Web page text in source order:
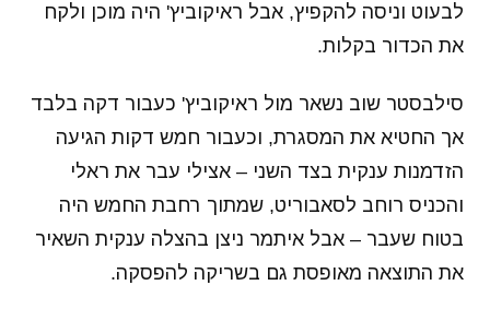
לבעוט וניסה להקפיץ, אבל ראיקוביץ' היה מוכן ולקח
את הכדור בקלות.
סילבסטר שוב נשאר מול ראיקוביץ' כעבור דקה בלבד
אך החטיא את המסגרת, וכעבור חמש דקות הגיעה
הזדמנות ענקית בצד השני – אצילי עבר את ראלי
והכניס רוחב לסאבוריט, שמתוך רחבת החמש היה
בטוח שעבר – אבל איתמר ניצן בהצלה ענקית השאיר
את התוצאה מאופסת גם בשריקה להפסקה.